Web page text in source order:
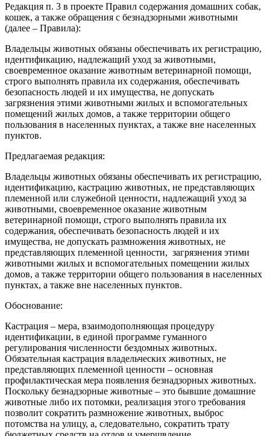
Редакция п. 3 в проекте Правил содержания домашних собак,
кошек, а также обращения с безнадзорными животными
(далее – Правила):
Владельцы животных обязаны обеспечивать их регистрацию,
идентификацию, надлежащий уход за животными,
своевременное оказание животным ветеринарной помощи,
строго выполнять правила их содержания, обеспечивать
безопасность людей и их имущества, не допускать
загрязнения этими животными жилых и вспомогательных
помещений жилых домов, а также территории общего
пользования в населенных пунктах, а также вне населенных
пунктов.
Предлагаемая редакция:
Владельцы животных обязаны обеспечивать их регистрацию,
идентификацию, кастрацию животных, не представляющих
племенной или служебной ценности, надлежащий‌ уход за
животными, своевременное оказание животным
ветеринарной‌ помощи, строго выполнять правила их
содержания, обеспечивать безопасность людей‌ и их
имущества, не допускать размножения животных, не
представляющих племенной ценности, загрязнения этими
животными жилых и вспомогательных помещении‌ жилых
домов, а также территории общего пользования в населенных
пунктах, а также вне населенных пунктов.
Обоснование:
Кастрация – мера, взаимодополняющая процедуру
идентификации, в единой программе гуманного
регулирования численности бездомных животных.
Обязательная кастрация владельческих животных, не
представляющих племенной ценности – основная
профилактическая мера появления безнадзорных животных.
Поскольку безнадзорные животные – это бывшие домашние
животные либо их потомки, реализация этого требования
позволит сократить размножение животных, выброс
потомства на улицу, а, следовательно, сократить трату